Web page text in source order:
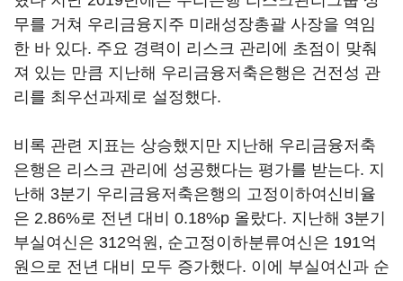
무를 거쳐 우리금융지주 미래성장총괄 사장을 역임
한 바 있다. 주요 경력이 리스크 관리에 초점이 맞춰
져 있는 만큼 지난해 우리금융저축은행은 건전성 관
리를 최우선과제로 설정했다.
비록 관련 지표는 상승했지만 지난해 우리금융저축
은행은 리스크 관리에 성공했다는 평가를 받는다. 지
난해 3분기 우리금융저축은행의 고정이하여신비율
은 2.86%로 전년 대비 0.18%p 올랐다. 지난해 3분기
부실여신은 312억원, 순고정이하분류여신은 191억
원으로 전년 대비 모두 증가했다. 이에 부실여신과 순